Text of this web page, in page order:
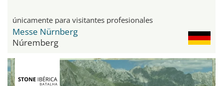
únicamente para visitantes profesionales
Messe Nürnberg
Núremberg